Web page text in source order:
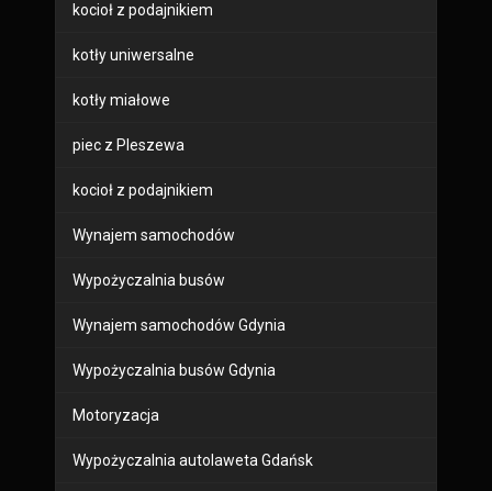
kocioł z podajnikiem
kotły uniwersalne
kotły miałowe
piec z Pleszewa
kocioł z podajnikiem
Wynajem samochodów
Wypożyczalnia busów
Wynajem samochodów Gdynia
Wypożyczalnia busów Gdynia
Motoryzacja
Wypożyczalnia autolaweta Gdańsk